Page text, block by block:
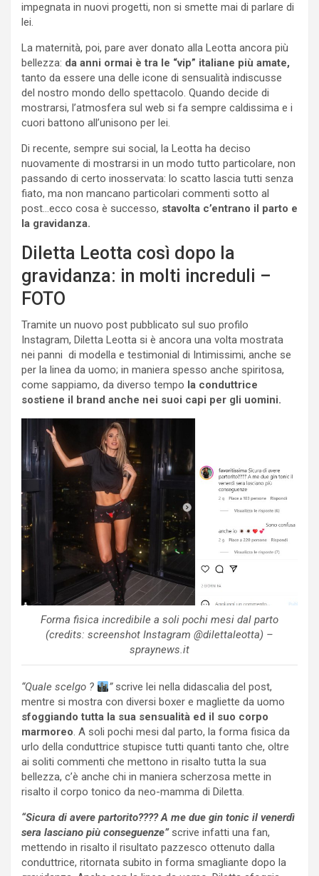
impegnata in nuovi progetti, non si smette mai di parlare di
lei.
La maternità, poi, pare aver donato alla Leotta ancora più
bellezza: da anni ormai è tra le “vip” italiane più amate,
tanto da essere una delle icone di sensualità indiscusse
del nostro mondo dello spettacolo. Quando decide di
mostrarsi, l’atmosfera sul web si fa sempre caldissima e i
cuori battono all’unisono per lei.
Di recente, sempre sui social, la Leotta ha deciso
nuovamente di mostrarsi in un modo tutto particolare, non
passando di certo inosservata: lo scatto lascia tutti senza
fiato, ma non mancano particolari commenti sotto al
post…ecco cosa è successo, stavolta c’entrano il parto e
la gravidanza.
Diletta Leotta così dopo la
gravidanza: in molti increduli –
FOTO
Tramite un nuovo post pubblicato sul suo profilo
Instagram, Diletta Leotta si è ancora una volta mostrata
nei panni di modella e testimonial di Intimissimi, anche se
per la linea da uomo; in maniera spesso anche spiritosa,
come sappiamo, da diverso tempo la conduttrice
sostiene il brand anche nei suoi capi per gli uomini.
Forma fisica incredibile a soli pochi mesi dal parto
(credits: screenshot Instagram @dilettaleotta) –
spraynews.it
“Quale scelgo ? ”scrive lei nella didascalia del post,
mentre si mostra con diversi boxer e magliette da uomo
sfoggiando tutta la sua sensualità ed il suo corpo
marmoreo. A soli pochi mesi dal parto, la forma fisica da
urlo della conduttrice stupisce tutti quanti tanto che, oltre
ai soliti commenti che mettono in risalto tutta la sua
bellezza, c’è anche chi in maniera scherzosa mette in
risalto il corpo tonico da neo-mamma di Diletta.
“Sicura di avere partorito???? A me due gin tonic il venerdì
sera lasciano più conseguenze”scrive infatti una fan,
mettendo in risalto il risultato pazzesco ottenuto dalla
conduttrice, ritornata subito in forma smagliante dopo la